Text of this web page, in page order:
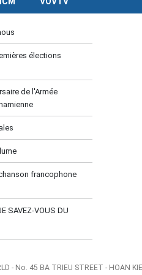
élections
de l'Armée
francophone
SAVEZ-VOUS DU
- No. 45 BA TRIEU STREET - HOAN